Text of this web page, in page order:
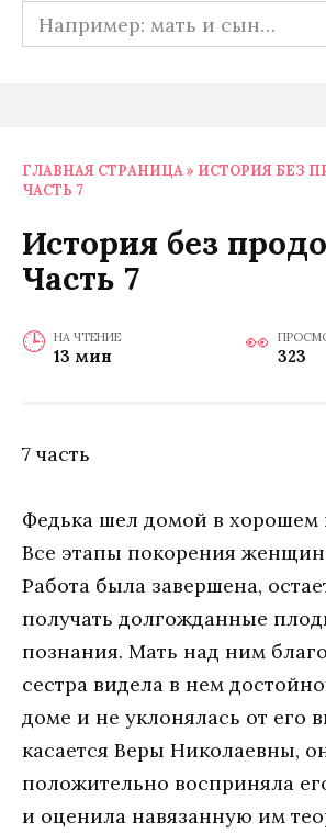
Search
for:
ГЛАВНАЯ СТРАНИЦА » ИСТОРИЯ БЕЗ
ЧАСТЬ 7
История без
Часть 7
НА ЧТЕНИЕ
13 мин 323
7 часть
Федька шел домой в хорошем
Все этапы покорения
Работа была завершена,
получать долгожданные
познания. Мать над ним
сестра видела в нем
доме и не уклонялась от его
касается Веры Николаевны,
положительно восприняла
и оценила навязанную им